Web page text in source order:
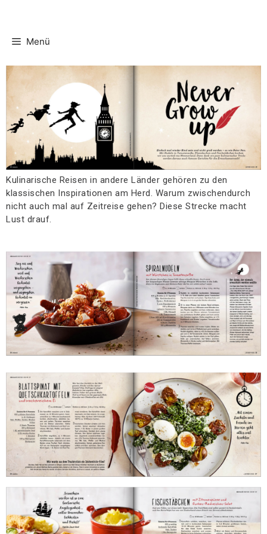
Menü
Kulinarische Reisen in andere Länder gehören zu den
klassischen Inspirationen am Herd. Warum zwischendurch
nicht auch mal auf Zeitreise gehen? Diese Strecke macht
Lust drauf.